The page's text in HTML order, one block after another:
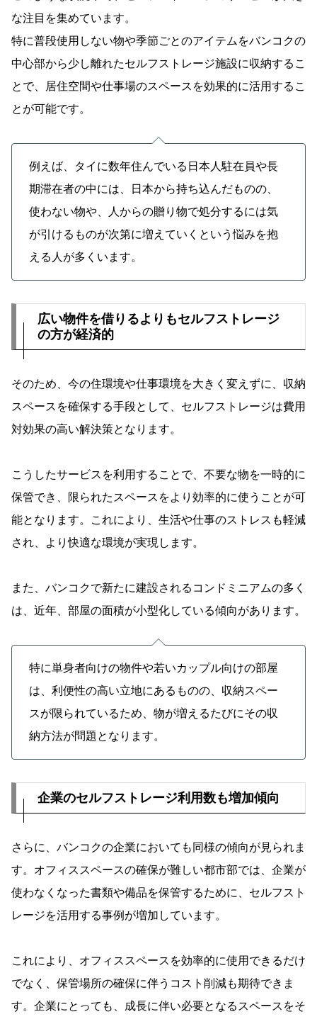
な注目を集めています。
特に普段使用しない物や季節ごとのアイテムをバンコクの
中心部から少し離れたセルフストレージ施設に収納するこ
とで、居住空間や仕事場のスペースを効果的に活用するこ
とが可能です。
例えば、タイに数年住んでいる日本人駐在員や長
期滞在者の中には、日本から持ち込んだものの、
使わない物や、人からの贈り物で処分するには気
が引けるものが次第に増えていくという悩みを抱
える人が多くいます。
広い物件を借りるよりもセルフストレージ
の方が経済的
そのため、今の住環境や仕事環境を大きく変えずに、収納
スペースを確保する手段として、セルフストレージは費用
対効果の高い解決策となります。
こうしたサービスを利用することで、不要な物を一時的に
保管でき、限られたスペースをより効率的に使うことが可
能となります。これにより、生活や仕事のストレスも軽減
され、より快適な環境が実現します。
また、バンコクで新たに建設されるコンドミニアムの多く
は、近年、部屋の面積が小型化している傾向があります。
特に単身者向けの物件や若いカップル向けの部屋
は、利便性の高い立地にあるものの、収納スペー
スが限られているため、物が増えるたびにその収
納方法が問題となります。
企業のセルフストレージ利用数も増加傾向
さらに、バンコクの企業においても同様の傾向が見られま
す。オフィススペースの確保が難しい都市部では、企業が
使わなくなった書類や備品を保管するために、セルフスト
レージを活用する事例が増加しています。
これにより、オフィススペースを効率的に使用できるだけ
でなく、保管場所の確保に伴うコスト削減も期待できま
す。企業にとっても、成長に伴い必要となるスペースをそ